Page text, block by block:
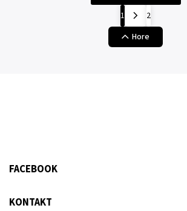
1
2
Hore
FACEBOOK
KONTAKT